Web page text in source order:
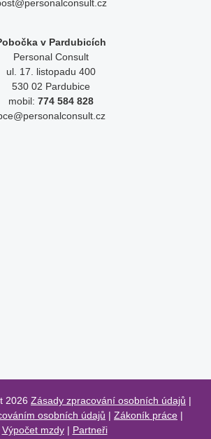
v Pardubicích
Personal Consult
ul. 17. listopadu 400
530 02 Pardubice
mobil: 774 584 828
2026 Zásady zpracování osobních údajů |
osobních údajů | Zákoník práce |
Výpočet mzdy| Partneři